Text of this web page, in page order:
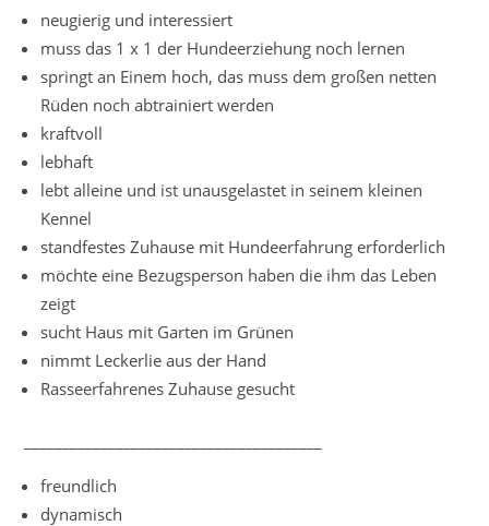
neugierig und interessiert
muss das 1 x 1 der Hundeerziehung noch lernen
springt an Einem hoch, das muss dem großen netten
Rüden noch abtrainiert werden
kraftvoll
lebhaft
lebt alleine und ist unausgelastet in seinem kleinen
Kennel
standfestes Zuhause mit Hundeerfahrung erforderlich
möchte eine Bezugsperson haben die ihm das Leben
zeigt
sucht Haus mit Garten im Grünen
nimmt Leckerlie aus der Hand
Rasseerfahrenes Zuhause gesucht
freundlich
dynamisch